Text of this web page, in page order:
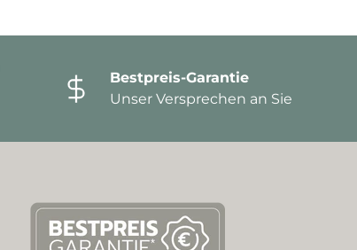
Bestpreis-Garantie
Unser Versprechen an Sie